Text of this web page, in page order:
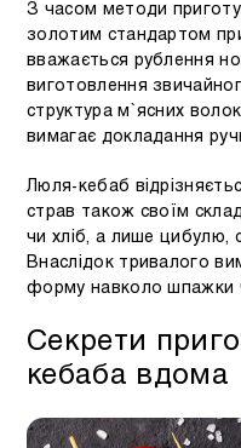
З часом методи
золотим стандартом
вважається рублення
виготовлення
структура м`ясних
вимагає докладання
Люля-кебаб
страв також своїм
чи хліб, а лише цибулю,
Внаслідок тривалого
форму навколо шпажки
Секрети
кебаба вдома